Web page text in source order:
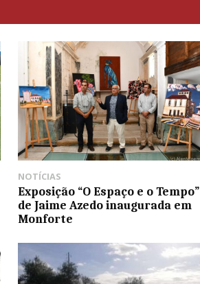
NOTÍCIAS
Exposição “O Espaço e o Tempo”
de Jaime Azedo inaugurada em
Monforte